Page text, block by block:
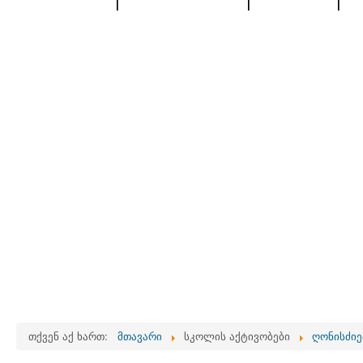
თქვენ აქ ხართ: მთავარი სკოლის აქტივობები